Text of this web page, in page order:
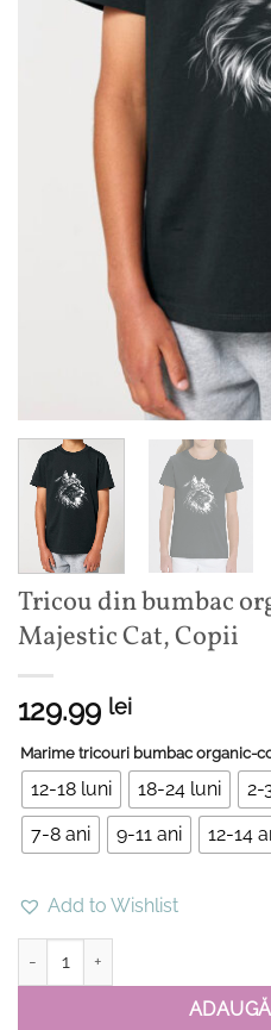
Tricou din bumbac
Majestic Cat, Copii
129.99 lei
Marime tricouri bumbac organic-
12-18 luni 18-24 luni 2-
7-8 ani
9-11 ani 12-14
Add to Wishlist